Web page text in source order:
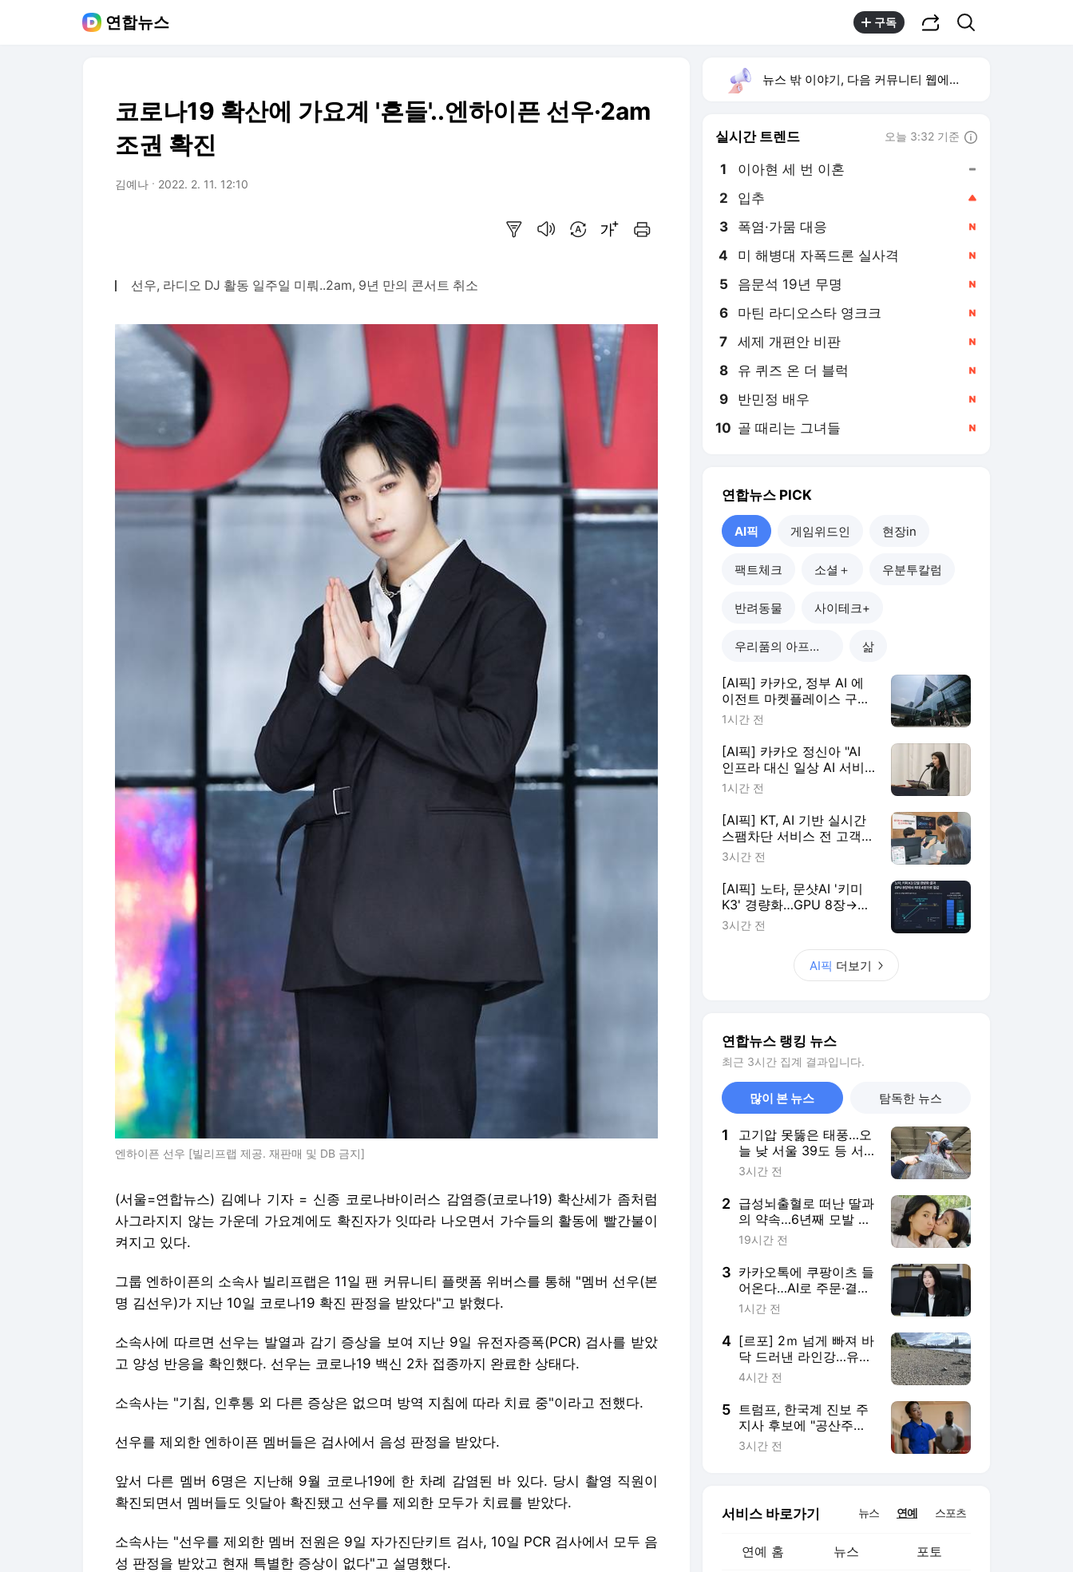
연합뉴스 구독
코로나19 확산에 가요계 '흔들'..엔하이픈 선우·2am
조권 확진
김예나 2022. 2. 11. 12:10
선우, 라디오 DJ 활동 일주일 미뤄..2am, 9년 만의 콘서트 취소
엔하이픈 선우 [빌리프랩 제공. 재판매 및 DB 금지]
(서울=연합뉴스) 김예나 기자 = 신종 코로나바이러스 감염증(코로나19) 확산세가 좀처럼
사그라지지 않는 가운데 가요계에도 확진자가 잇따라 나오면서 가수들의 활동에 빨간불이
켜지고 있다.
그룹 엔하이픈의 소속사 빌리프랩은 11일 팬 커뮤니티 플랫폼 위버스를 통해 "멤버 선우(본
명 김선우)가 지난 10일 코로나19 확진 판정을 받았다"고 밝혔다.
소속사에 따르면 선우는 발열과 감기 증상을 보여 지난 9일 유전자증폭(PCR) 검사를 받았
고 양성 반응을 확인했다. 선우는 코로나19 백신 2차 접종까지 완료한 상태다.
소속사는 "기침, 인후통 외 다른 증상은 없으며 방역 지침에 따라 치료 중"이라고 전했다.
선우를 제외한 엔하이픈 멤버들은 검사에서 음성 판정을 받았다.
앞서 다른 멤버 6명은 지난해 9월 코로나19에 한 차례 감염된 바 있다. 당시 촬영 직원이
확진되면서 멤버들도 잇달아 확진됐고 선우를 제외한 모두가 치료를 받았다.
소속사는 "선우를 제외한 멤버 전원은 9일 자가진단키트 검사, 10일 PCR 검사에서 모두 음
성 판정을 받았고 현재 특별한 증상이 없다"고 설명했다.
뉴스 밖 이야기, 다음 커뮤니티 웹에서 보기
실시간 트렌드 오늘 3:32 기준
1 이아현 세 번 이혼
2 입추
3 폭염·가뭄 대응
4 미 해병대 자폭드론 실사격
5 음문석 19년 무명
6 마틴 라디오스타 영크크
7 세제 개편안 비판
8 유 퀴즈 온 더 블럭
9 반민정 배우
10 골 때리는 그녀들
연합뉴스 PICK
AI픽 게임위드인 현장in
팩트체크 소셜＋ 우분투칼럼
반려동물 사이테크+
우리품의 아프리카인 삶
[AI픽] 카카오, 정부 AI 에
이전트 마켓플레이스 구축
한다
1시간 전
[AI픽] 카카오 정신아 "AI
인프라 대신 일상 AI 서비
스에 집중"
1시간 전
[AI픽] KT, AI 기반 실시간
스팸차단 서비스 전 고객
확대
3시간 전
[AI픽] 노타, 문샷AI '키미
K3' 경량화…GPU 8장→4
장 줄여
3시간 전
AI픽 더보기
연합뉴스 랭킹 뉴스
최근 3시간 집계 결과입니다.
많이 본 뉴스 탐독한 뉴스
1
고기압 못뚫은 태풍…오
늘 낮 서울 39도 등 서
쪽 기록적 폭염
3시간 전
2 급성뇌출혈로 떠난 딸과
의 약속…6년째 모발 기
부하는 경찰관
19시간 전
3 카카오톡에 쿠팡이츠 들
어온다…AI로 주문·결제
까지(종합)
1시간 전
4 [르포] 2ｍ 넘게 빠져 바
닥 드러낸 라인강…유럽
의 대동맥이 말랐다
4시간 전
5 트럼프, 한국계 진보 주
지사 후보에 "공산주의"
색깔론 공세
3시간 전
서비스 바로가기 뉴스 연예 스포츠
연예 홈 뉴스 포토